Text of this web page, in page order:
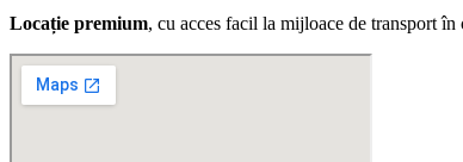
Locație premium, cu acces facil la mijloace de transport